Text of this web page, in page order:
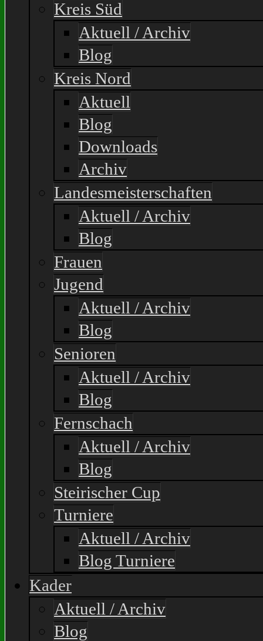
Kreis Süd
Aktuell / Archiv
Blog
Kreis Nord
Aktuell
Blog
Downloads
Archiv
Landesmeisterschaften
Aktuell / Archiv
Blog
Frauen
Jugend
Aktuell / Archiv
Blog
Senioren
Aktuell / Archiv
Blog
Fernschach
Aktuell / Archiv
Blog
Steirischer Cup
Turniere
Aktuell / Archiv
Blog Turniere
Kader
Aktuell / Archiv
Blog